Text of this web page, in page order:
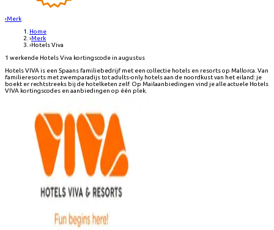
‹Merk
Home
›Merk
›Hotels Viva
1 werkende Hotels Viva kortingscode in augustus
Hotels VIVA is een Spaans familiebedrijf met een collectie hotels en resorts op Mallorca. Van
familieresorts met zwemparadijs tot adults-only hotels aan de noordkust van het eiland: je
boekt er rechtstreeks bij de hotelketen zelf. Op Mailaanbiedingen vind je alle actuele Hotels
VIVA kortingscodes en aanbiedingen op één plek.